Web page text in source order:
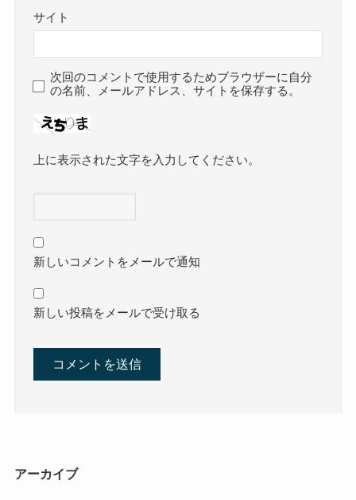
サイト
次回のコメントで使用するためブラウザーに自分
の名前、メールアドレス、サイトを保存する。
上に表示された文字を入力してください。
新しいコメントをメールで通知
新しい投稿をメールで受け取る
アーカイブ